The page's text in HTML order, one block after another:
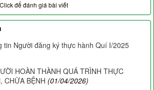
Click để đánh giá bài viết
tin Người đăng ký thực hành Quí I/2025
HOÀN THÀNH QUÁ TRÌNH THỰC
CHỮA BỆNH (01/04/2026)